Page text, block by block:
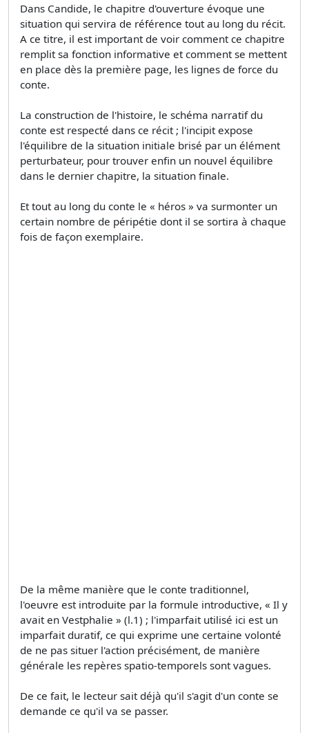
Dans Candide, le chapitre d'ouverture évoque une
situation qui servira de référence tout au long du récit.
A ce titre, il est important de voir comment ce chapitre
remplit sa fonction informative et comment se mettent
en place dès la première page, les lignes de force du
conte.
La construction de l'histoire, le schéma narratif du
conte est respecté dans ce récit ; l'incipit expose
l'équilibre de la situation initiale brisé par un élément
perturbateur, pour trouver enfin un nouvel équilibre
dans le dernier chapitre, la situation finale.
Et tout au long du conte le « héros » va surmonter un
certain nombre de péripétie dont il se sortira à chaque
fois de façon exemplaire.
De la même manière que le conte traditionnel,
l'oeuvre est introduite par la formule introductive, « Il y
avait en Vestphalie » (l.1) ; l'imparfait utilisé ici est un
imparfait duratif, ce qui exprime une certaine volonté
de ne pas situer l'action précisément, de manière
générale les repères spatio-temporels sont vagues.
De ce fait, le lecteur sait déjà qu'il s'agit d'un conte se
demande ce qu'il va se passer.